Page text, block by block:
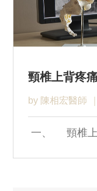
頸椎上背疼
by 陳相宏醫師
一、 頸椎上